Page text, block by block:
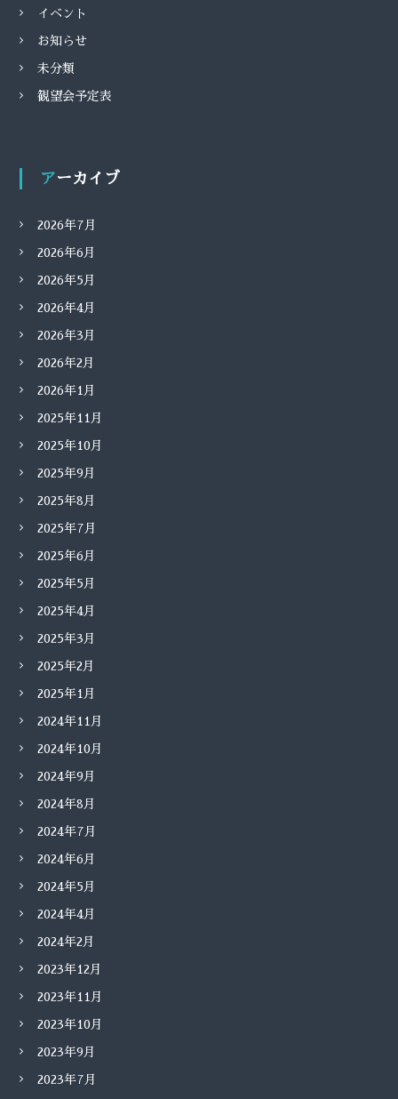
イベント
お知らせ
未分類
観望会予定表
アーカイブ
2026年7月
2026年6月
2026年5月
2026年4月
2026年3月
2026年2月
2026年1月
2025年11月
2025年10月
2025年9月
2025年8月
2025年7月
2025年6月
2025年5月
2025年4月
2025年3月
2025年2月
2025年1月
2024年11月
2024年10月
2024年9月
2024年8月
2024年7月
2024年6月
2024年5月
2024年4月
2024年2月
2023年12月
2023年11月
2023年10月
2023年9月
2023年7月